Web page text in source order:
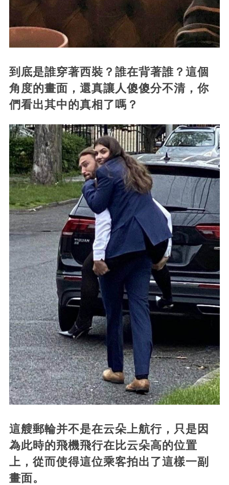
到底是誰穿著西裝？誰在背著誰？這個
角度的畫面，還真讓人傻傻分不清，你
們看出其中的真相了嗎？
這艘郵輪并不是在云朵上航行，只是因
為此時的飛機飛行在比云朵高的位置
上，從而使得這位乘客拍出了這樣一副
畫面。